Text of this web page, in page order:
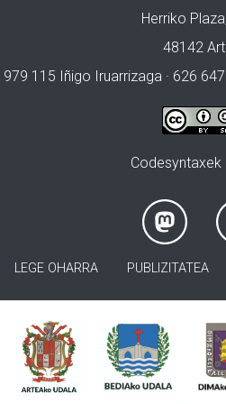
Herriko
48142
115 Iñigo Iruarrizaga · 626
Codesyntaxek
LEGE OHARRA PUBLIZITATEA